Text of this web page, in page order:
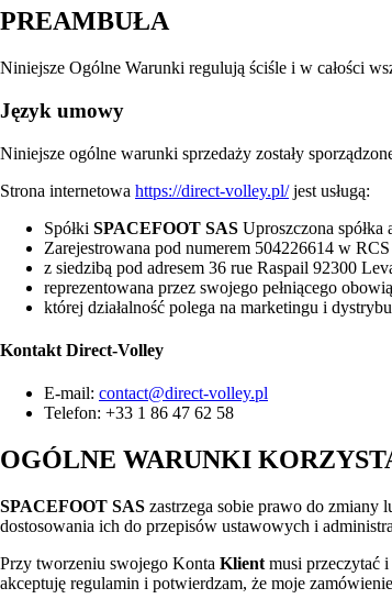
PREAMBUŁA
Niniejsze Ogólne Warunki regulują ściśle i w całości
Język umowy
Niniejsze ogólne warunki sprzedaży zostały
Strona internetowa https://direct-volley.pl/jest usługą:
Spółki SPACEFOOT SAS Uproszczona spółka
Zarejestrowana pod numerem 504226614 w
z siedzibą pod adresem 36 rue Raspail 92300
reprezentowana przez swojego pełniącego
której działalność polega na marketingu i
Kontakt Direct-Volley
E-mail: contact@direct-volley.pl
Telefon: +33 1 86 47 62 58
OGÓLNE WARUNKI
SPACEFOOT SAS zastrzega sobie prawo do
dostosowania ich do przepisów ustawowych i
Przy tworzeniu swojego Konta Klient musi przeczytać
akceptuję regulamin i potwierdzam, że moje